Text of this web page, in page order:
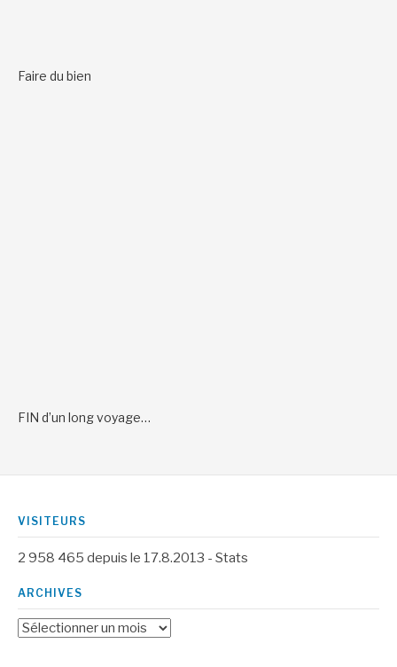
Faire du bien
FIN d’un long voyage…
VISITEURS
2 958 465 depuis le 17.8.2013 - Stats
ARCHIVES
Archives